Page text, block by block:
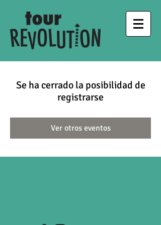
Se ha cerrado la posibilidad de
registrarse
Ver otros eventos